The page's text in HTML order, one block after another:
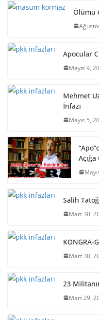
Ölümü
Apocular
Mayıs 9,
Mehmet
İnfazı
Mayıs 5,
Açığa
Salih
Mart 30,
KONGRA-
Mart 30,
23
Mart 29,